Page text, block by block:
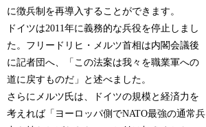
に徴兵制を再導入することができます。
ドイツは2011年に義務的な兵役を停止しまし
た。フリードリヒ・メルツ首相は内閣会議後
に記者団へ、「この法案は我々を職業軍への
道に戻すものだ」と述べました。
さらにメルツ氏は、ドイツの規模と経済力を
考えれば「ヨーロッパ側でNATO最強の通常兵